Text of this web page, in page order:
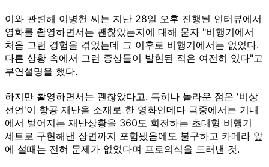
이와 관련해 이병헌 씨는 지난 28일 오후 진행된 인터뷰에서
영화를 촬영하면서는 괜찮았는지에 대해 묻자 "비행기에서
처음 그런 경험을 겪었는데 그 이후로 비행기에서는 없었다.
다른 상황 속에서 그런 증상들이 발현된 적은 여전히 있다"고
부연설명을 했다.
하지만 촬영하면서는 괜찮았다고. 특히나 놀라운 점은 '비상
선언'이 항공 재난을 소재로 한 영화인데다 극중에서는 기내
에서 벌어지는 재난상황을 360도 회전하는 초대형 비행기
세트로 구현해낸 장면까지 포함됐음에도 불구하고 카메라 앞
에 설때는 전혀 문제가 없었다며 프로의식을 드러낸 것.